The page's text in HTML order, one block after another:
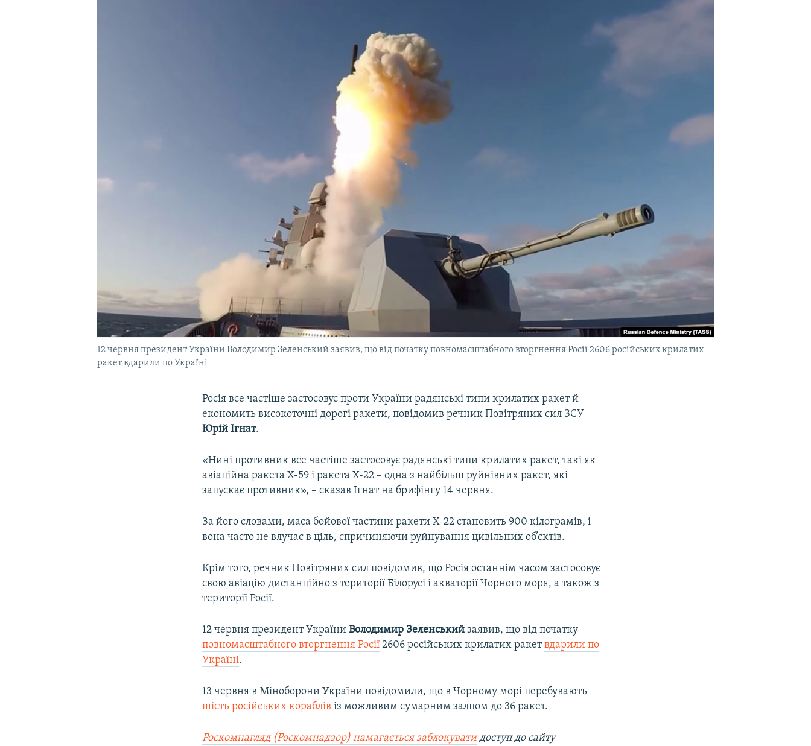
12 червня президент України Володимир Зеленський заявив, що від початку повномасштабного вторгнення Росії 2606 російських крилатих
ракет вдарили по Україні
Росія все частіше застосовує проти України радянські типи крилатих ракет й
економить високоточні дорогі ракети, повідомив речник Повітряних сил ЗСУ
Юрій Ігнат.
«Нині противник все частіше застосовує радянські типи крилатих ракет, такі як
авіаційна ракета Х-59 і ракета Х-22 – одна з найбільш руйнівних ракет, які
запускає противник», – сказав Ігнат на брифінгу 14 червня.
За його словами, маса бойової частини ракети Х-22 становить 900 кілограмів, і
вона часто не влучає в ціль, спричиняючи руйнування цивільних об’єктів.
Крім того, речник Повітряних сил повідомив, що Росія останнім часом застосовує
свою авіацію дистанційно з території Білорусі і акваторії Чорного моря, а також з
території Росії.
12 червня президент УкраїниВолодимир Зеленський заявив, що від початку
повномасштабного вторгнення Росії 2606 російських крилатих ракетвдарили по
Україні.
13 червня в Міноборони України повідомили, що в Чорному морі перебувають
шість російських кораблів із можливим сумарним залпом до 36 ракет.
Роскомнагляд (Роскомнадзор) намагається заблокуватидоступ до сайту